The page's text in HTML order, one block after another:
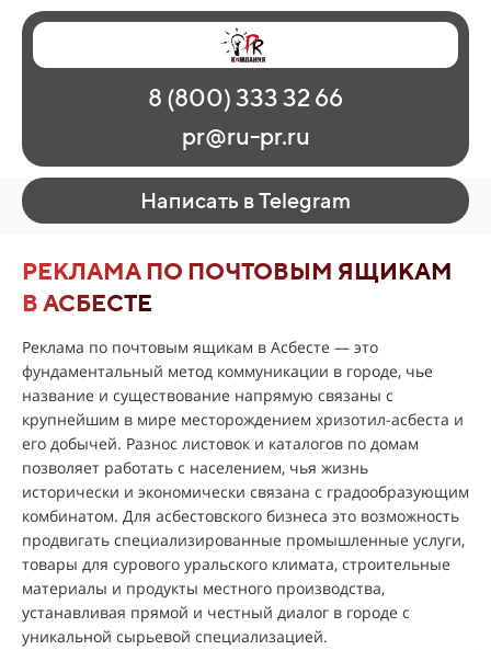
Главная
Наши работы
О рекламе
Регионы
Контакты
8 (800) 333 32 66
pr@ru-pr.ru
Написать в Telegram
РЕКЛАМА ПО ПОЧТОВЫМ ЯЩИКАМ
В АСБЕСТЕ
Реклама по почтовым ящикам в Асбесте — это
фундаментальный метод коммуникации в городе, чье
название и существование напрямую связаны с
крупнейшим в мире месторождением хризотил-асбеста и
его добычей. Разнос листовок и каталогов по домам
позволяет работать с населением, чья жизнь
исторически и экономически связана с градообразующим
комбинатом. Для асбестовского бизнеса это возможность
продвигать специализированные промышленные услуги,
товары для сурового уральского климата, строительные
материалы и продукты местного производства,
устанавливая прямой и честный диалог в городе с
уникальной сырьевой специализацией.